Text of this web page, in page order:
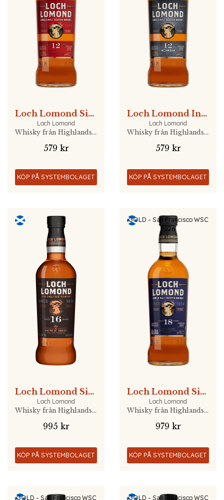
Loch Lomond Single Malt 12 YO
Loch Lomond
Whisky från Highlands, Skottland
579 kr
KÖP PÅ SYSTEMBOLAGET
Loch Lomond Inchmoan 12 YO Peated
Loch Lomond
Whisky från Highlands, Skottland
579 kr
KÖP PÅ SYSTEMBOLAGET
Loch Lomond Single Malt 16 YO Waypoint
Loch Lomond
Whisky från Highlands, Skottland
995 kr
KÖP PÅ SYSTEMBOLAGET
GOLD - San Francisco WSC
2026
Loch Lomond Single Malt 18 YO
Loch Lomond
Whisky från Highlands, Skottland
979 kr
KÖP PÅ SYSTEMBOLAGET
GOLD - San Francisco WSC GOLD - San Francisco WSC